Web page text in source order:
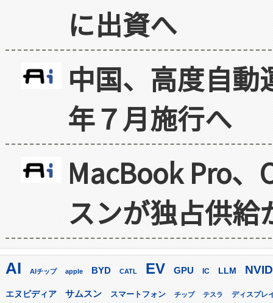
に出資へ
中国、高度自
年７月施行へ
MacBook Pro
スンが独占供給
AI AIチップ apple BYD CATL EV GPU IC LLM
エヌビディア サムスン スマートフォン チップ テスラ ディスプレ